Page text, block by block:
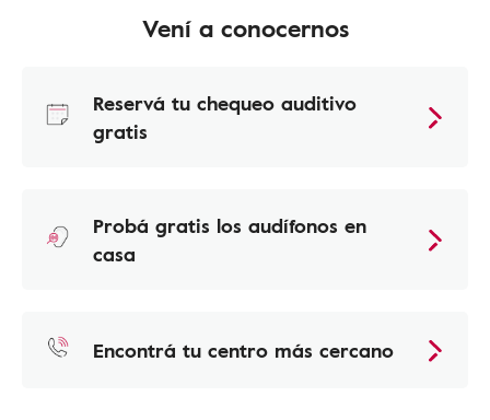
Vení a conocernos
Reservá tu chequeo auditivo
gratis
Probá gratis los audífonos en
casa
Encontrá tu centro más cercano